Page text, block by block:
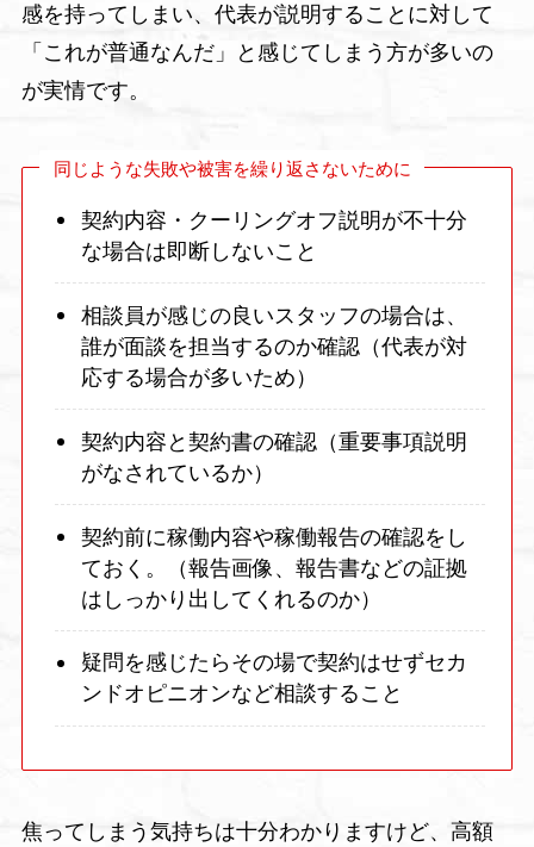
感を持ってしまい、代表が説明することに対して
「これが普通なんだ」と感じてしまう方が多いの
が実情です。
同じような失敗や被害を繰り返さないために
契約内容・クーリングオフ説明が不十分
な場合は即断しないこと
相談員が感じの良いスタッフの場合は、
誰が面談を担当するのか確認（代表が対
応する場合が多いため）
契約内容と契約書の確認（重要事項説明
がなされているか）
契約前に稼働内容や稼働報告の確認をし
ておく。（報告画像、報告書などの証拠
はしっかり出してくれるのか）
疑問を感じたらその場で契約はせずセカ
ンドオピニオンなど相談すること
焦ってしまう気持ちは十分わかりますけど、高額